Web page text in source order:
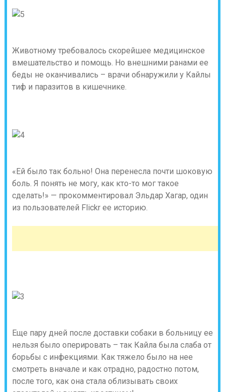
Животному требовалось скорейшее медицинское
вмешательство и помощь. Но внешними ранами ее
беды не оканчивались – врачи обнаружили у Кайлы
тиф и паразитов в кишечнике.
«Ей было так больно! Она перенесла почти шоковую
боль. Я понять не могу, как кто-то мог такое
сделать!» — прокомментировал Эльдар Хагар, один
из пользователей Flickr ее историю.
Еще пару дней после доставки собаки в больницу ее
нельзя было оперировать – так Кайла была слаба от
борьбы с инфекциями. Как тяжело было на нее
смотреть вначале и как отрадно, радостно потом,
после того, как она стала облизывать своих